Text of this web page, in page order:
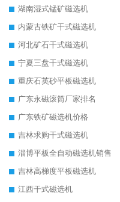
湖南湿式锰矿磁选机
内蒙古铁矿干式磁选机
河北矿石干式磁选机
宁夏三盘干式磁选机
重庆石英砂平板磁选机
广东永磁滚筒厂家排名
广东铁矿磁选机价格
吉林求购干式磁选机
淄博平板全自动磁选机销售
吉林高梯度平板磁选机
江西干式磁选机